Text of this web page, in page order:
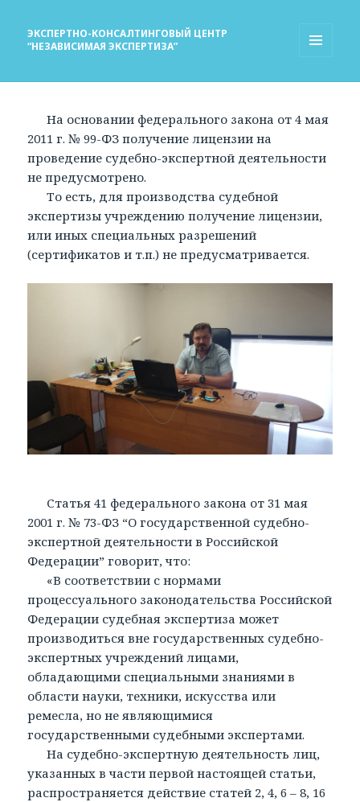
ЭКСПЕРТНО-КОНСАЛТИНГОВЫЙ ЦЕНТР
“НЕЗАВИСИМАЯ ЭКСПЕРТИЗА”
На основании федерального закона от 4 мая
2011 г. № 99-ФЗ получение лицензии на
проведение судебно-экспертной деятельности
не предусмотрено.
То есть, для производства судебной
экспертизы учреждению получение лицензии,
или иных специальных разрешений
(сертификатов и т.п.) не предусматривается.
Статья 41 федерального закона от 31 мая
2001 г. № 73-ФЗ “О государственной судебно-
экспертной деятельности в Российской
Федерации” говорит, что:
«В соответствии с нормами
процессуального законодательства Российской
Федерации судебная экспертиза может
производиться вне государственных судебно-
экспертных учреждений лицами,
обладающими специальными знаниями в
области науки, техники, искусства или
ремесла, но не являющимися
государственными судебными экспертами.
На судебно-экспертную деятельность лиц,
указанных в части первой настоящей статьи,
распространяется действие статей 2, 4, 6 – 8, 16